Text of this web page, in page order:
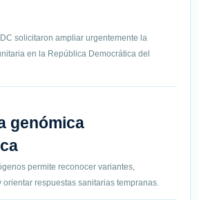
solicitaron ampliar urgentemente la
en la República Democrática del
genómica
permite reconocer variantes,
orientar respuestas sanitarias tempranas.